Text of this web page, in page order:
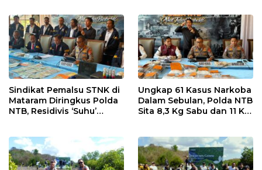
Sindikat Pemalsu STNK di
Mataram Diringkus Polda
NTB, Residivis ‘Suhu’
Ungkap 61 Kasus Narkoba
Dalam Sebulan, Polda NTB
Sita 8,3 Kg Sabu dan 11 Kg